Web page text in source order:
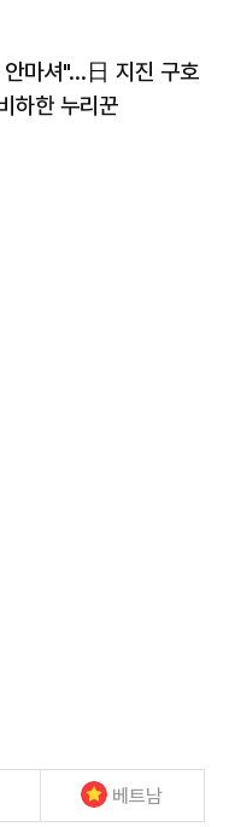
안마셔"…日 지진 구호
하한 누리꾼
베트남